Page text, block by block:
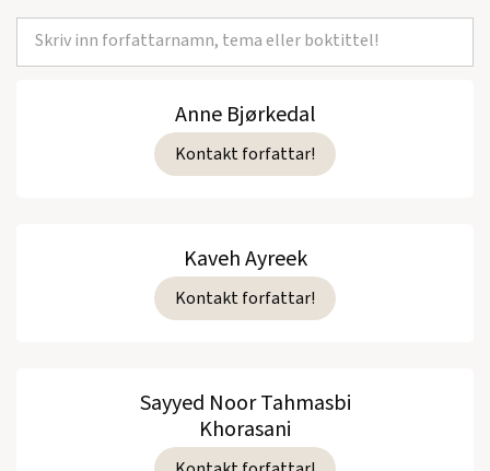
Anne Bjørkedal
Kontakt forfattar!
Kaveh Ayreek
Kontakt forfattar!
Sayyed Noor Tahmasbi
Khorasani